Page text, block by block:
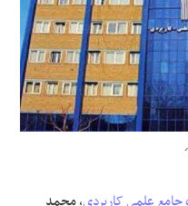
جامع علمی کاربردی، محمد